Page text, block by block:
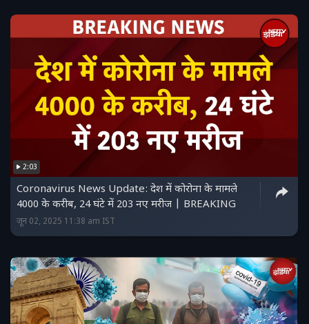
2:03
Coronavirus News Update: देश में कोरोना के मामले
4000 के करीब, 24 घंटे में 203 नए मरीज | BREAKING
जून 02, 2025 11:38 am IST